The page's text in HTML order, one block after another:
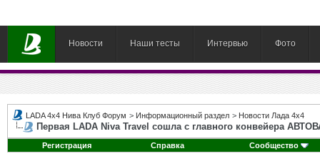
Новости Наши тесты Интервью Фото
LADA 4x4 Нива Клуб Форум > Информационный раздел > Новости Лада 4х4
Первая LADA Niva Travel сошла с главного конвейера
Регистрация Справка Сообщество